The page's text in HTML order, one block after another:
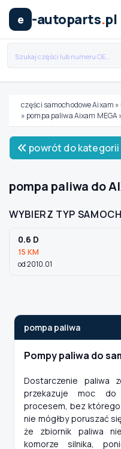
e -autoparts.pl
Wybierz swój
MARKA
TYP / SILNIK
części samochodowe Aixam »
» pompa paliwa Aixam MEGA
powrót do kategorii
pompa paliwa do
WYBIERZ TYP
0.6 D
15 KM
od 2010.01
pompa paliwa
Pompy paliwa do
Dostarczenie paliwa
przekazuje moc do
procesem, bez którego
nie mógłby poruszać
że zbiornik paliwa
komorze silnika,